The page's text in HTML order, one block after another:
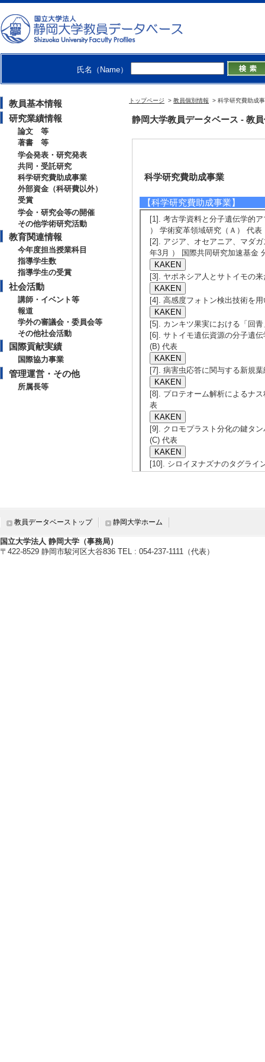
氏名（Name）
教員基本情報
研究業績情報
論文 等
著書 等
学会発表・研究発表
共同・受託研究
科学研究費助成事業
外部資金（科研費以外）
受賞
学会・研究会等の開催
その他学術研究活動
教育関連情報
今年度担当授業科目
指導学生数
指導学生の受賞
社会活動
講師・イベント等
報道
学外の審議会・委員会等
その他社会活動
国際貢献実績
国際協力事業
管理運営・その他
所属長等
トップページ > 教員個別情報 > 科学研究費助成
静岡大学教員データベース - 教
科学研究費助成事業
【科学研究費助成事業】
[1]. 考古学資料と分子遺伝学的
） 学術変革領域研究（Ａ） 代表
[2]. アジア、オセアニア、マダ
年3月 ） 国際共同研究加速基金
[3]. ヤポネシア人とサトイモの
[4]. 高感度フォトン検出技術を
[5]. カンキツ果実における「回
[6]. サトイモ遺伝資源の分子遺
(B) 代表
[7]. 病害虫応答に関与する新規
[8]. プロテオーム解析によるナ
表
[9]. クロモプラスト分化の鍵タ
(C) 代表
[10]. シロイヌナズナのタグラ
） 若手研究(B) 代表
教員データベーストップ 静岡大学ホーム
国立大学法人 静岡大学（事務局）
〒422-8529 静岡市駿河区大谷836 TEL : 054-237-1111（代表）